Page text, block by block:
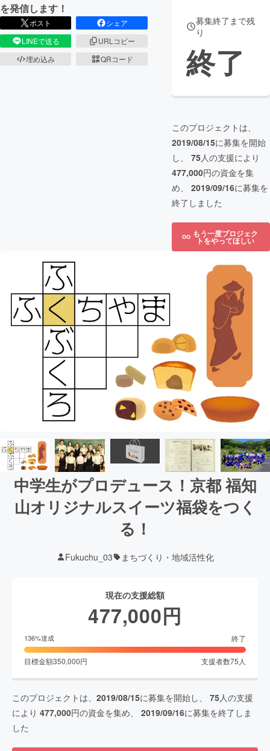
を発信します！
ポスト
シェア
LINEで送る
URLコピー
埋め込み
QRコード
募集終了まで残
り
終了
このプロジェクトは、
2019/08/15に募集を開始
し、 75人の支援により
477,000円の資金を集
め、 2019/09/16に募集を
終了しました
もう一度プロジェク
トをやってほしい
中学生がプロデュース！京都 福知
山オリジナルスイーツ福袋をつく
る！
Fukuchu_03 まちづくり・地域活性化
現在の支援総額
477,000円
136%達成 終了
目標金額350,000円 支援者数75 人
このプロジェクトは、 2019/08/15に募集を開始し、 75人の支援
により 477,000円の資金を集め、 2019/09/16に募集を終了しま
した